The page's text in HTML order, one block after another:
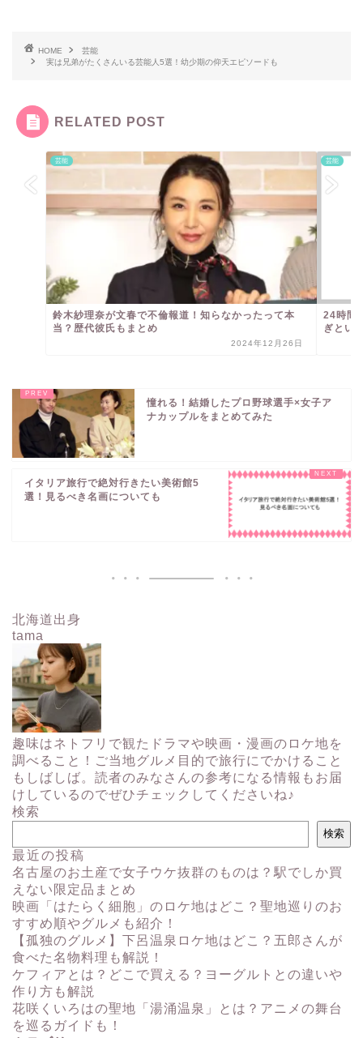
HOME
芸能
実は兄弟がたくさんいる芸能人5選！幼少期の仰天エピソードも
RELATED POST
芸能
鈴木紗理奈が文春で不倫報道！知らなかったって本
当？歴代彼氏もまとめ
2024年12月26日
芸能
24時間
ぎとい
憧れる！結婚したプロ野球選手×女子ア
ナカップルをまとめてみた
イタリア旅行で絶対行きたい美術館5
選！見るべき名画についても
北海道出身
tama
趣味はネトフリで観たドラマや映画・漫画のロケ地を
調べること！ご当地グルメ目的で旅行にでかけること
もしばしば。読者のみなさんの参考になる情報もお届
けしているのでぜひチェックしてくださいね♪
検索
検索
最近の投稿
名古屋のお土産で女子ウケ抜群のものは？駅でしか買
えない限定品まとめ
映画「はたらく細胞」のロケ地はどこ？聖地巡りのお
すすめ順やグルメも紹介！
【孤独のグルメ】下呂温泉ロケ地はどこ？五郎さんが
食べた名物料理も解説！
ケフィアとは？どこで買える？ヨーグルトとの違いや
作り方も解説
花咲くいろはの聖地「湯涌温泉」とは？アニメの舞台
を巡るガイドも！